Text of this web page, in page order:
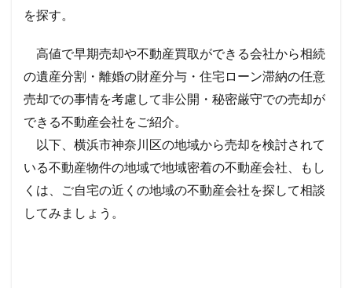
を探す。
高値で早期売却や不動産買取ができる会社から相続
の遺産分割・離婚の財産分与・住宅ローン滞納の任意
売却での事情を考慮して非公開・秘密厳守での売却が
できる不動産会社をご紹介。
以下、横浜市神奈川区の地域から売却を検討されて
いる不動産物件の地域で地域密着の不動産会社、もし
くは、ご自宅の近くの地域の不動産会社を探して相談
してみましょう。